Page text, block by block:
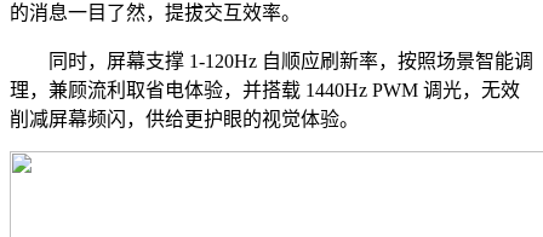
的消息一目了然，提拔交互效率。
同时，屏幕支撑 1-120Hz 自顺应刷新率，按照场景智能调
理，兼顾流利取省电体验，并搭载 1440Hz PWM 调光，无效
削减屏幕频闪，供给更护眼的视觉体验。